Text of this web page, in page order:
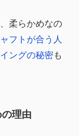
柔らかめなの
フトが合う人
ングの秘密も
理由